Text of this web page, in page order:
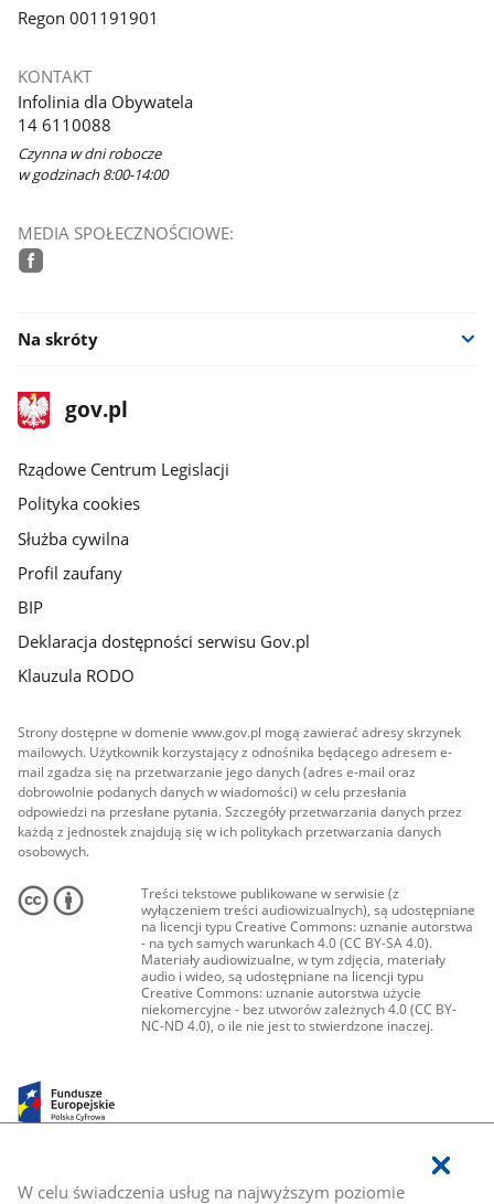
W celu świadczenia usług na najwyższym poziomie
Regon 001191901
KONTAKT
Infolinia dla Obywatela
14 6110088
Czynna w dni robocze
w godzinach 8:00-14:00
MEDIA SPOŁECZNOŚCIOWE:
Na skróty
stopka
gov.plStrona
gov.pl
Rządowe Centrum Legislacji
Polityka cookies
Służba cywilna
Profil zaufany
BIP
Deklaracja dostępności serwisu Gov.pl
Klauzula RODO
Strony dostępne w domenie www.gov.pl mogą zawierać adresy skrzynek
mailowych. Użytkownik korzystający z odnośnika będącego adresem e-
mail zgadza się na przetwarzanie jego danych (adres e-mail oraz
dobrowolnie podanych danych w wiadomości) w celu przesłania
odpowiedzi na przesłane pytania. Szczegóły przetwarzania danych przez
każdą z jednostek znajdują się w ich politykach przetwarzania danych
osobowych.
Treści tekstowe publikowane w serwisie (z
wyłączeniem treści audiowizualnych), są udostępniane
na licencji typu Creative Commons: uznanie autorstwa
- na tych samych warunkach 4.0 (CC BY-SA 4.0).
Materiały audiowizualne, w tym zdjęcia, materiały
audio i wideo, są udostępniane na licencji typu
Creative Commons: uznanie autorstwa użycie
niekomercyjne - bez utworów zależnych 4.0 (CC BY-
NC-ND 4.0), o ile nie jest to stwierdzone inaczej.